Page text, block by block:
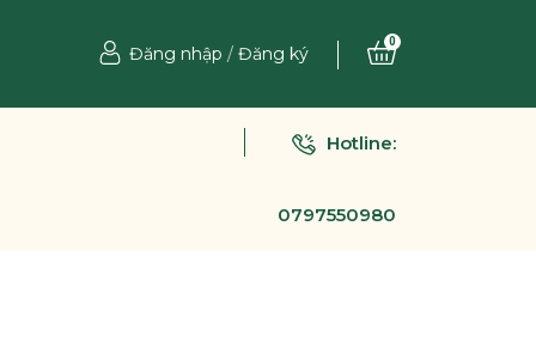
Đăng nhập / Đăng ký
0
Hotline:
0797550980